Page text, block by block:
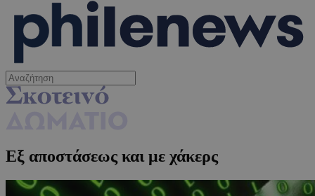
Εξ αποστάσεως και με χάκερς